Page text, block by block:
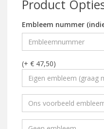
Product
Embleem nummer
(+ € 47,50)